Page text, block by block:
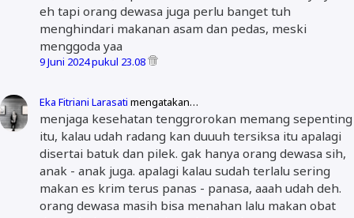
eh tapi orang dewasa juga perlu banget tuh
menghindari makanan asam dan pedas, meski
menggoda yaa
9 Juni 2024 pukul 23.08
Eka Fitriani Larasati mengatakan…
menjaga kesehatan tenggrorokan memang sepenting
itu, kalau udah radang kan duuuh tersiksa itu apalagi
disertai batuk dan pilek. gak hanya orang dewasa sih,
anak - anak juga. apalagi kalau sudah terlalu sering
makan es krim terus panas - panasa, aaah udah deh.
orang dewasa masih bisa menahan lalu makan obat